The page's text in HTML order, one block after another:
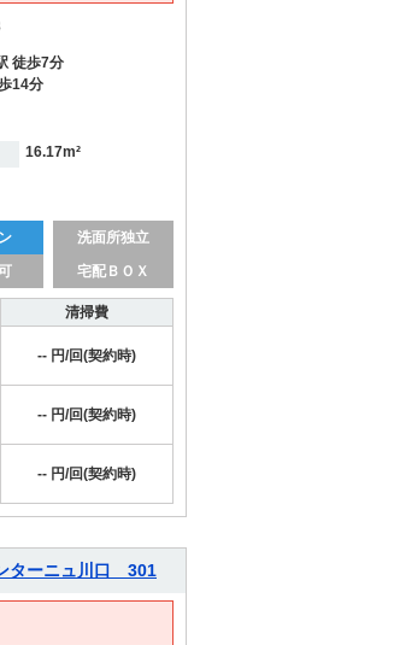
徒歩7分
14分
16.17m²
洗面所独立
宅配ＢＯＸ
清掃費
-- 円/回(契約時)
-- 円/回(契約時)
-- 円/回(契約時)
ターニュ川口 301